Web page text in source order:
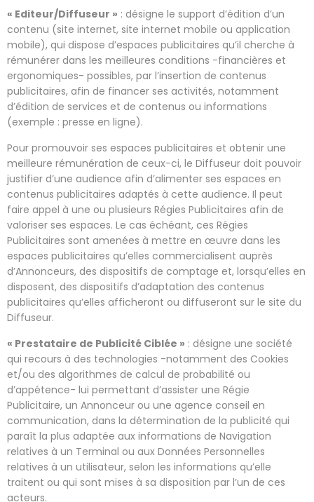
« Editeur/Diffuseur » : désigne le support d’édition d’un
contenu (site internet, site internet mobile ou application
mobile), qui dispose d’espaces publicitaires qu’il cherche à
rémunérer dans les meilleures conditions -financières et
ergonomiques- possibles, par l’insertion de contenus
publicitaires, afin de financer ses activités, notamment
d’édition de services et de contenus ou informations
(exemple : presse en ligne).
Pour promouvoir ses espaces publicitaires et obtenir une
meilleure rémunération de ceux-ci, le Diffuseur doit pouvoir
justifier d’une audience afin d’alimenter ses espaces en
contenus publicitaires adaptés à cette audience. Il peut
faire appel à une ou plusieurs Régies Publicitaires afin de
valoriser ses espaces. Le cas échéant, ces Régies
Publicitaires sont amenées à mettre en œuvre dans les
espaces publicitaires qu’elles commercialisent auprès
d’Annonceurs, des dispositifs de comptage et, lorsqu’elles en
disposent, des dispositifs d’adaptation des contenus
publicitaires qu’elles afficheront ou diffuseront sur le site du
Diffuseur.
« Prestataire de Publicité Ciblée » : désigne une société
qui recours à des technologies -notamment des Cookies
et/ou des algorithmes de calcul de probabilité ou
d’appétence- lui permettant d’assister une Régie
Publicitaire, un Annonceur ou une agence conseil en
communication, dans la détermination de la publicité qui
paraît la plus adaptée aux informations de Navigation
relatives à un Terminal ou aux Données Personnelles
relatives à un utilisateur, selon les informations qu’elle
traitent ou qui sont mises à sa disposition par l’un de ces
acteurs.